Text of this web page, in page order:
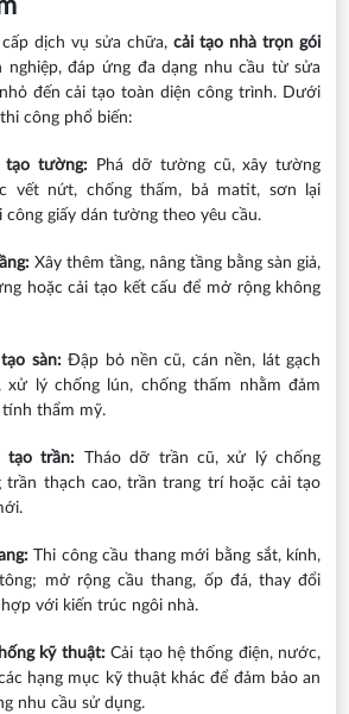
dịch vụ sửa chữa,cải tạo nhà trọn gói
đáp ứng đa dạng nhu cầu từ sửa
đến cải tạo toàn diện công trình. Dưới
công phổ biến:
tạo tường: Phá dỡ tường cũ, xây tường
vết nứt, chống thấm, bả matit, sơn lại
giấy dán tường theo yêu cầu.
Xây thêm tầng, nâng tầng bằng sàn giả,
hoặc cải tạo kết cấu để mở rộng không
sàn:Đập bỏ nền cũ, cán nền, lát gạch
xử lý chống lún, chống thấm nhằm đảm
tính thẩm mỹ.
tạo trần: Tháo dỡ trần cũ, xử lý chống
trần thạch cao, trần trang trí hoặc cải tạo
Thi công cầu thang mới bằng sắt, kính,
mở rộng cầu thang, ốp đá, thay đổi
với kiến trúc ngôi nhà.
kỹ thuật:Cải tạo hệ thống điện, nước,
hạng mục kỹ thuật khác để đảm bảo an
nhu cầu sử dụng.